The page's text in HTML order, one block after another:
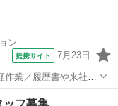
ン
提携サイト 7月23日
作業／履歴書や来社不
フ募集